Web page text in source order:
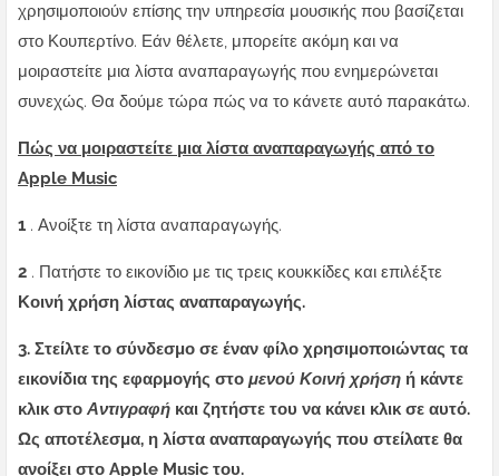
χρησιμοποιούν επίσης την υπηρεσία μουσικής που βασίζεται
στο Κουπερτίνο. Εάν θέλετε, μπορείτε ακόμη και να
μοιραστείτε μια λίστα αναπαραγωγής που ενημερώνεται
συνεχώς. Θα δούμε τώρα πώς να το κάνετε αυτό παρακάτω.
Πώς να μοιραστείτε μια λίστα αναπαραγωγής από το
Apple Music
1 . Ανοίξτε τη λίστα αναπαραγωγής.
2 . Πατήστε το εικονίδιο με τις τρεις κουκκίδες και επιλέξτε
Κοινή χρήση λίστας αναπαραγωγής.
3. Στείλτε το σύνδεσμο σε έναν φίλο χρησιμοποιώντας τα
εικονίδια της εφαρμογής στο μενού Κοινή χρήση ή κάντε
κλικ στο Αντιγραφή και ζητήστε του να κάνει κλικ σε αυτό.
Ως αποτέλεσμα, η λίστα αναπαραγωγής που στείλατε θα
ανοίξει στο Apple Music του.